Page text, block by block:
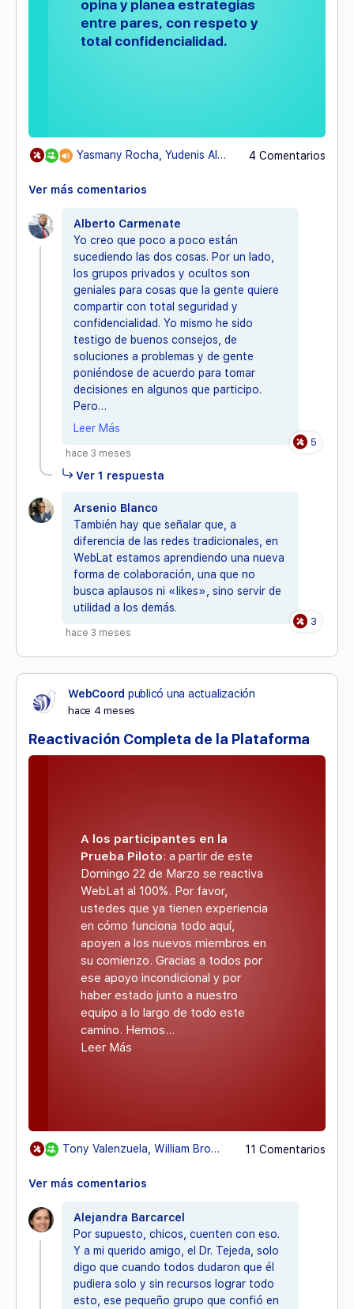
opina y planea estrategias
entre pares, con respeto y
total confidencialidad.
Yasmany Rocha, Yudenis Alfonsoy6 otros 4 Comentarios
Ver más comentarios
Alberto Carmenate
Yo creo que poco a poco están
sucediendo las dos cosas. Por un lado,
los grupos privados y ocultos son
geniales para cosas que la gente quiere
compartir con total seguridad y
confidencialidad. Yo mismo he sido
testigo de buenos consejos, de
soluciones a problemas y de gente
poniéndose de acuerdo para tomar
decisiones en algunos que participo.
Pero…
Leer Más
5
hace 3 meses
Ver 1 respuesta
Arsenio Blanco
También hay que señalar que, a
diferencia de las redes tradicionales, en
WebLat estamos aprendiendo una nueva
forma de colaboración, una que no
busca aplausos ni «likes», sino servir de
utilidad a los demás.
3
hace 3 meses
WebCoord publicó una actualización
hace 4 meses
Reactivación Completa de la Plataforma
A los participantes en la
Prueba Piloto: a partir de este
Domingo 22 de Marzo se reactiva
WebLat al 100%. Por favor,
ustedes que ya tienen experiencia
en cómo funciona todo aquí,
apoyen a los nuevos miembros en
su comienzo. Gracias a todos por
ese apoyo incondicional y por
haber estado junto a nuestro
equipo a lo largo de todo este
camino. Hemos…
Leer Más
Tony Valenzuela, William Browny28 otros 11 Comentarios
Ver más comentarios
Alejandra Barcarcel
Por supuesto, chicos, cuenten con eso.
Y a mi querido amigo, el Dr. Tejeda, solo
digo que cuando todos dudaron que él
pudiera solo y sin recursos lograr todo
esto, ese pequeño grupo que confió en